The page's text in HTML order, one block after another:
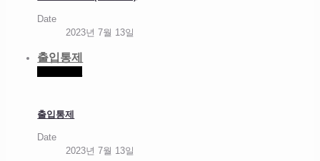
Date
2023년 7월 13일
출입통제
출입통제
Date
2023년 7월 13일